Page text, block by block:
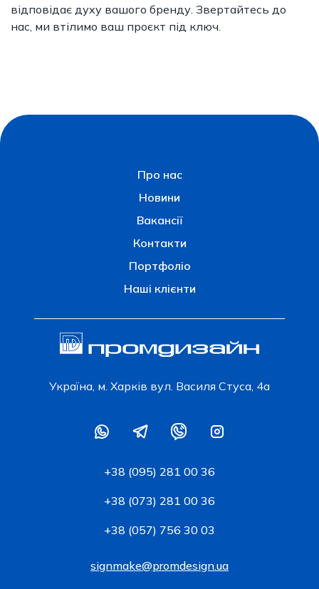
відповідає духу вашого бренду. Звертайтесь до
нас, ми втілимо ваш проєкт під ключ.
Про нас
Новини
Вакансії
Контакти
Портфоліо
Наші клієнти
Українa, м. Харків вул. Василя Стуса, 4а
+38 (095) 281 00 36
+38 (073) 281 00 36
+38 (057) 756 30 03
signmake@promdesign.ua